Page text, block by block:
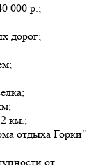
000 р.;
дорог;
км.;
отдыха Горки"
от